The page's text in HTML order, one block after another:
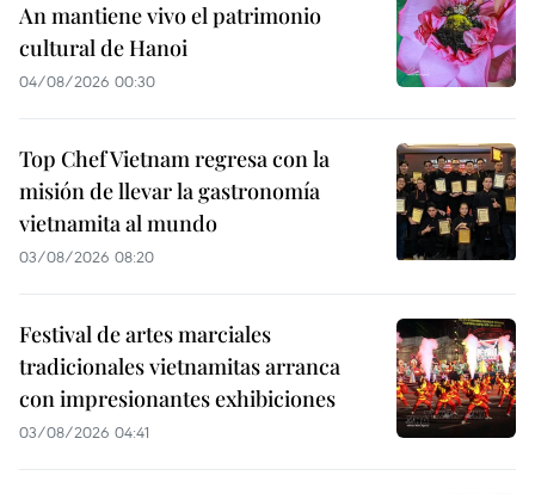
An mantiene vivo el patrimonio
cultural de Hanoi
04/08/2026 00:30
Top Chef Vietnam regresa con la
misión de llevar la gastronomía
vietnamita al mundo
03/08/2026 08:20
Festival de artes marciales
tradicionales vietnamitas arranca
con impresionantes exhibiciones
03/08/2026 04:41